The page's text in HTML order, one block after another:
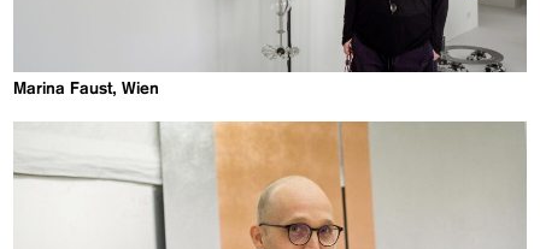
Marina Faust, Wien